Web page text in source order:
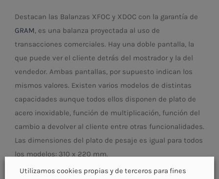
Destacan las Balanzas XFOC y XDOC con la garantía de
GRAM, es una balanza proyectada al uso de
transacciones comerciales. Hay una doble pantalla, la
que puede ver el cliente detrás del mostrador y la del
vendedor. Ambas pantallas, por supuesto indican los
mismos valores. Existen varios modelos de distintas
capacidades aunque todos ellos disponen de plato de
acero inoxidable, función de multiplicación, función del
cambio a devolver al cliente entre otras funcionalidades.
Las dimensiones del plato de pesaje es igual para todos
los modelos: 310 x 220 mm.
Utilizamos cookies propias y de terceros para fines